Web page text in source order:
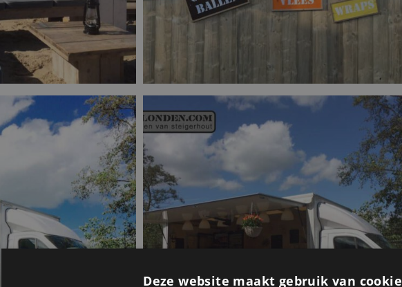
Deze website maakt gebruik van